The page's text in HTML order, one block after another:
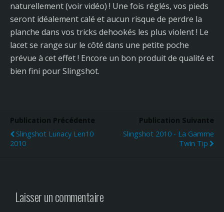
naturellement (voir vidéo) ! Une fois réglés, vos pieds
seront idéalement calé et aucun risque de perdre la
planche dans vos tricks dehookés les plus violent ! Le
lacet se range sur le côté dans une petite poche
prévue à cet effet ! Encore un bon produit de qualité et
bien fini pour Slingshot.
Publication Précédente
Slingshot Lunacy Len10
2010
Publication Suivante
Slingshot 2010 - La Gamme
Twin Tip
Laisser un commentaire